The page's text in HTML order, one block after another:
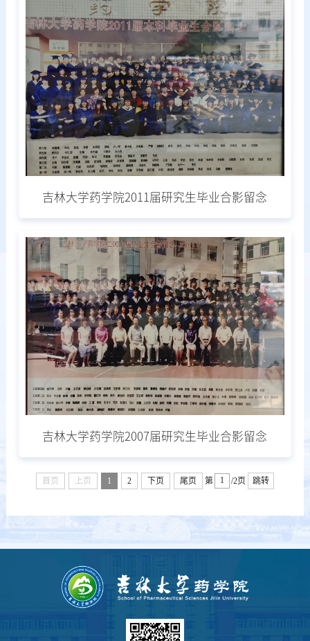
吉林大学药学院2011届研究生毕业合影留念
吉林大学药学院2007届研究生毕业合影留念
首页 上页 1 2 下页 尾页 第 /2页 跳转